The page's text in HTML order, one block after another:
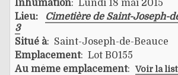
Inhumation: Lundi 18 mai 2015
Lieu:
Cimetière de Saint-Joseph-
3
Situé à: Saint-Joseph-de-Beauce
Emplacement: Lot B0155
Au même emplacement: Voir la